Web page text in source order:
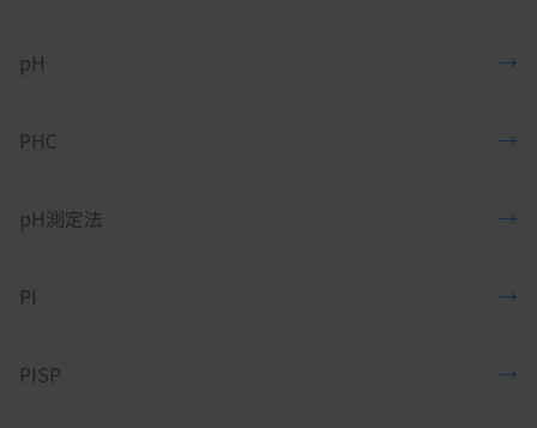
pH →
PHC →
pH測定法 →
PI →
PISP →